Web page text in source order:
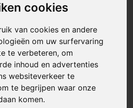
cookies
van cookies en andere
om uw surfervaring
te verbeteren, om
inhoud en advertenties
websiteverkeer te
te begrijpen waar onze
komen.
Transparant